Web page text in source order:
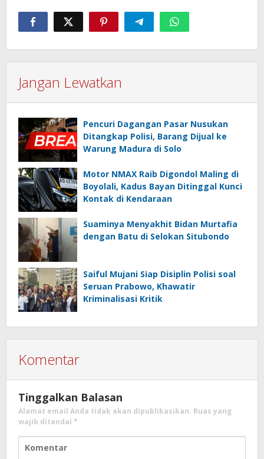
Jangan Lewatkan
Pencuri Dagangan Pasar Nusukan
Ditangkap Polisi, Barang Dijual ke
Warung Madura di Solo
Motor NMAX Raib Digondol Maling di
Boyolali, Kadus Bayan Ditinggal Kunci
Kontak di Kendaraan
Suaminya Menyakhit Bidan Murtafia
dengan Batu di Selokan Situbondo
Saiful Mujani Siap Disiplin Polisi soal
Seruan Prabowo, Khawatir
Kriminalisasi Kritik
Komentar
Tinggalkan Balasan
Alamat email Anda tidak akan dipublikasikan. Ruas yang
wajib ditandai *